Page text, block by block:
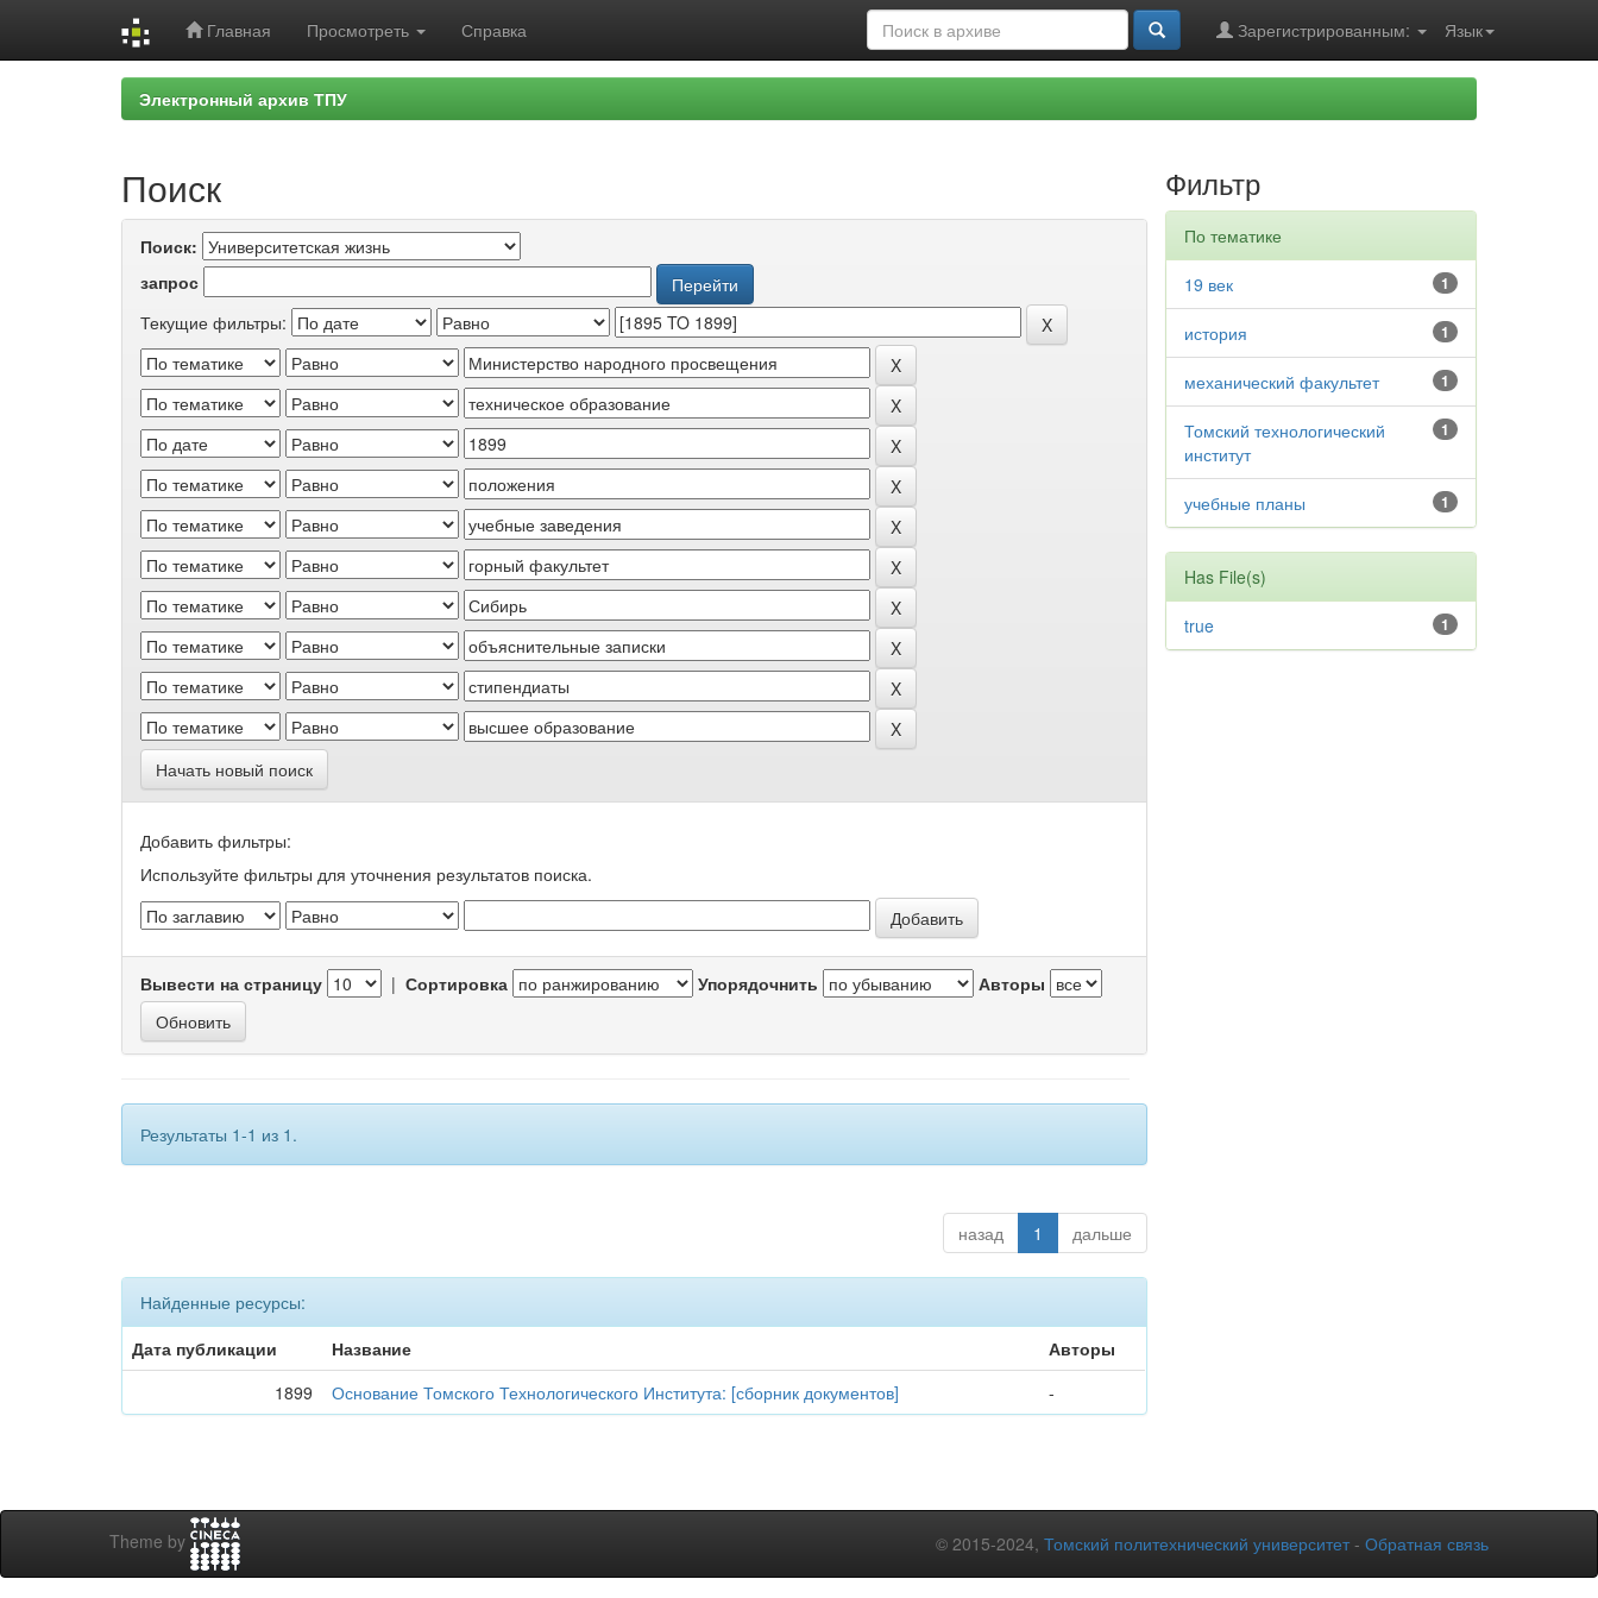
Главная Просмотреть Справка Язык
Зарегистрированным:
Электронный архив ТПУ
Поиск
Поиск:
запрос
Текущие фильтры:
Начать новый поиск
Добавить фильтры:
Используйте фильтры для уточнения результатов поиска.
Вывести на страницу | Сортировка Упорядочнить Авторы
Результаты 1-1 из 1.
назад 1 дальше
Найденные ресурсы:
Дата публикации
Название
Авторы
1899
Основание Томского Технологического Института: [сборник документов] -
Фильтр
По тематике
1
19 век
1
история
1
механический факультет
1
Томский технологический
институт
1
учебные планы
Has File(s)
1
true
Theme by © 2015-2024, Томский политехнический университет - Обратная связь